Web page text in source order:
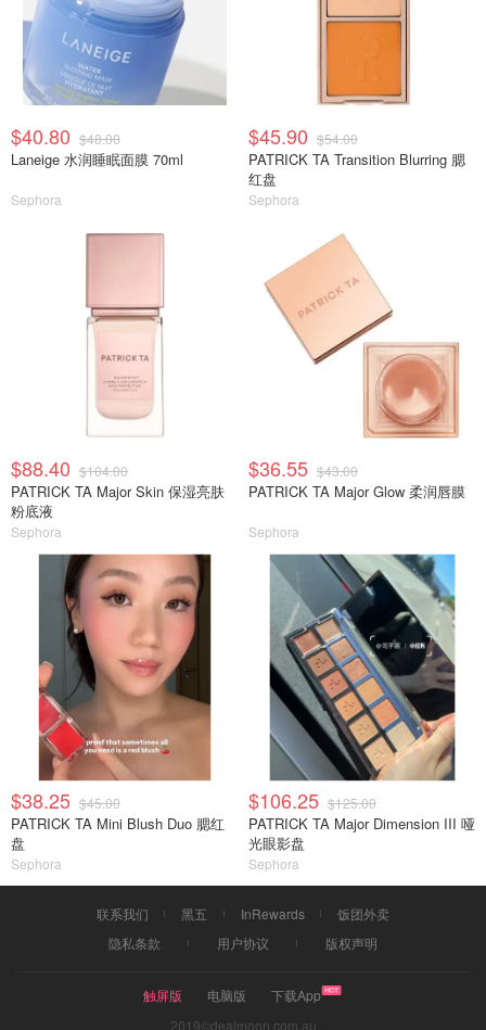
$40.80 $48.00
Laneige 水润睡眠面膜 70ml
Sephora
$45.90 $54.00
PATRICK TA Transition Blurring 腮
红盘
Sephora
$88.40 $104.00
PATRICK TA Major Skin 保湿亮肤
粉底液
Sephora
$36.55 $43.00
PATRICK TA Major Glow 柔润唇膜
Sephora
$38.25 $45.00
PATRICK TA Mini Blush Duo 腮红
盘
Sephora
$106.25 $125.00
PATRICK TA Major Dimension III 哑
光眼影盘
Sephora
联系我们 黑五 InRewards
饭团外卖
隐私条款
用户协议 版权声明
触屏版 电脑版
下载App
2019©dealmoon.com.au